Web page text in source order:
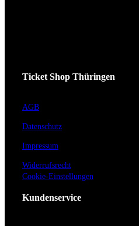
Ticket Shop Thüringen
AGB
Datenschutz
Impressum
Widerrufsrecht
Cookie-Einstellungen
Kundenservice